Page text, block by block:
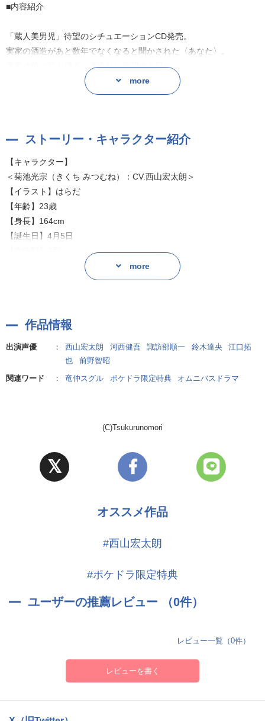
■内容紹介
「蔵人美男児」待望のシチュエーションCD発売。
実家の酒造があと数年でなくなると聞かされた〈あなた〉。
廃業寸前の蔵を継ぎ、酒造りに奮闘する日々。
そんなある日、蔵人のカレとサシ飲みをすることになって…？
蔵人たちの新たな一面が楽しめる様々なシチュエーションをご用意
だんだん酔っぱらってきた彼が着物に手をかけはじめ…!?
営業帰りでクタクタの菊丸から晩酌に誘われた〈あなた〉。
2人きりの和やかなお疲れ様会は、どんどん会話が弾み…。
＜錦城 清紫郎（きんじょう せいしろう）：CV.諏訪部順一＞
＜嘉賀屋 雷銘（かがや らいめい）：CV.鈴木達央＞
お腹を空かせた〈あなた〉のために、雷銘が笑顔で酒とつまみを準
＜東雲 涼（しののめ りょう）：CV.江口拓也＞
日本酒カクテルがどうしても気になる〈あなた〉のために、涼が特
＜蓮水 游青（はすみ ゆうせい）：CV.前野智昭＞
買い出し中に游青と出会う〈あなた〉。
に…。
more
ストーリー・キャラクター紹介
【キャラクター】
＜菊池光宗（きくち みつむね）：CV.西山宏太朗＞
【イラスト】はらだ
【年齢】23歳
【身長】164cm
【誕生日】4月5日
【好きな日本酒の飲み方】ぬる燗
だらしがなく、よく幼馴染に叱られている。
【イラスト】キナコ
【好きな日本酒の飲み方】飛切燗
【誕生日】1月3日
〈あなた〉と同じ途安留酒造（とあるしゅぞう）に所属する蔵人。
常に落ち着いた物腰の紳士。厳しそうに見えて、実はおちゃめさ
more
作品情報
出演声優 ： 西山宏太朗 河西健吾 諏訪部順一 鈴木達央
江口拓
也
前野智昭
関連ワード
： 竜仲スグル ポケドラ限定特典 オムニバスドラマ
(C)Tsukurunomori
オススメ作品
#西山宏太朗
#ポケドラ限定特典
ユーザーの推薦レビュー （0件）
レビュー一覧（0件）
レビューを書く